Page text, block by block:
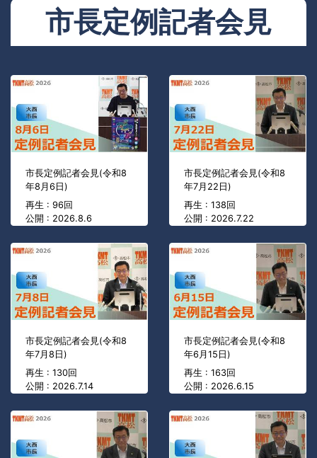
市長定例記者会見
市長定例記者会見(令和8
年8月6日)
再生 : 96回
公開 : 2026.8.6
市長定例記者会見(令和8
年7月22日)
再生 : 138回
公開 : 2026.7.22
市長定例記者会見(令和8
年7月8日)
再生 : 130回
公開 : 2026.7.14
市長定例記者会見(令和8
年6月15日)
再生 : 163回
公開 : 2026.6.15